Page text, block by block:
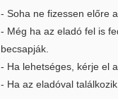
- Soha ne fizessen előre
- Még ha az eladó fel is
becsapják.
- Ha lehetséges, kérje el
- Ha az eladóval